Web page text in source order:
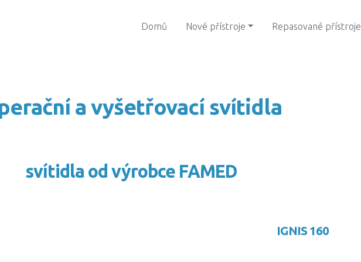
Domů Nové přístroje Repasované přístroje
a vyšetřovací svítidla
svítidla od výrobce FAMED
IGNIS 160